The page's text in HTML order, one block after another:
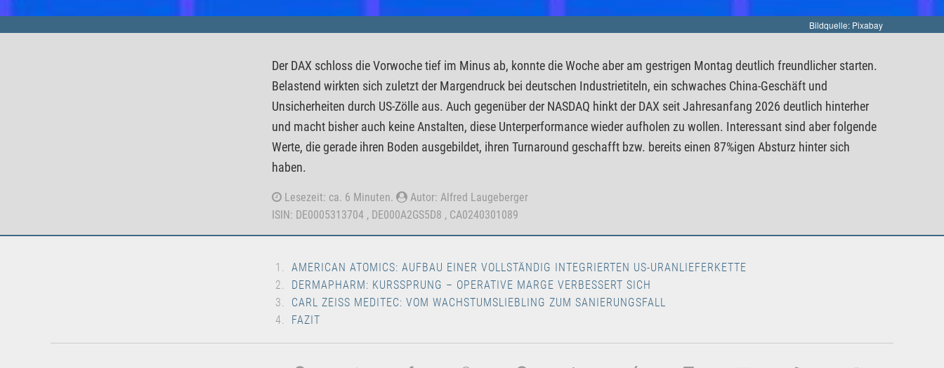
Bildquelle: Pixabay
Der DAX schloss die Vorwoche tief im Minus ab, konnte die Woche aber am gestrigen Montag deutlich freundlicher starten.
Belastend wirkten sich zuletzt der Margendruck bei deutschen Industrietiteln, ein schwaches China-Geschäft und
Unsicherheiten durch US-Zölle aus. Auch gegenüber der NASDAQ hinkt der DAX seit Jahresanfang 2026 deutlich hinterher
und macht bisher auch keine Anstalten, diese Unterperformance wieder aufholen zu wollen. Interessant sind aber folgende
Werte, die gerade ihren Boden ausgebildet, ihren Turnaround geschafft bzw. bereits einen 87%igen Absturz hinter sich
haben.
Lesezeit: ca. 6 Minuten.
Autor: Alfred Laugeberger
ISIN: DE0005313704 , DE000A2GS5D8 , CA0240301089
AMERICAN ATOMICS: AUFBAU EINER VOLLSTÄNDIG INTEGRIERTEN US-URANLIEFERKETTE
DERMAPHARM: KURSSPRUNG – OPERATIVE MARGE VERBESSERT SICH
CARL ZEISS MEDITEC: VOM WACHSTUMSLIEBLING ZUM SANIERUNGSFALL
FAZIT